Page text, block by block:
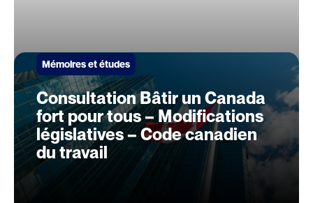
Mémoires et études
Consultation Bâtir un Canada
fort pour tous – Modifications
législatives – Code canadien
du travail